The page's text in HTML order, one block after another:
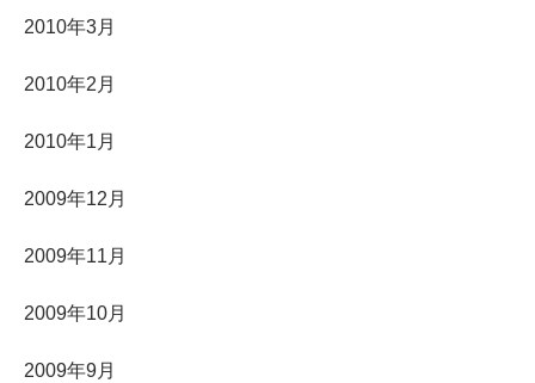
2010年3月
2010年2月
2010年1月
2009年12月
2009年11月
2009年10月
2009年9月